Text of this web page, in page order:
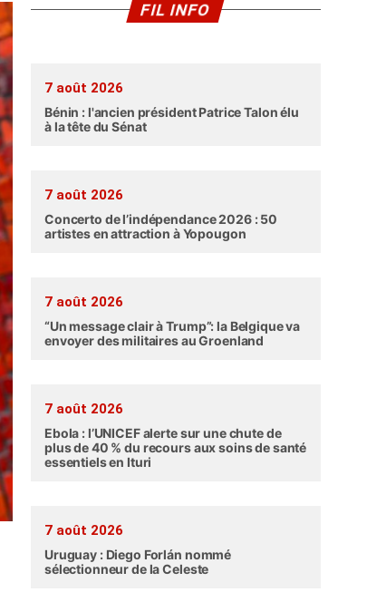
FIL INFO
7 août 2026
Bénin : l'ancien président Patrice Talon élu
à la tête du Sénat
7 août 2026
Concerto de l’indépendance 2026 : 50
artistes en attraction à Yopougon
7 août 2026
“Un message clair à Trump”: la Belgique va
envoyer des militaires au Groenland
7 août 2026
Ebola : l’UNICEF alerte sur une chute de
plus de 40 % du recours aux soins de santé
essentiels en Ituri
7 août 2026
Uruguay : Diego Forlán nommé
sélectionneur de la Celeste